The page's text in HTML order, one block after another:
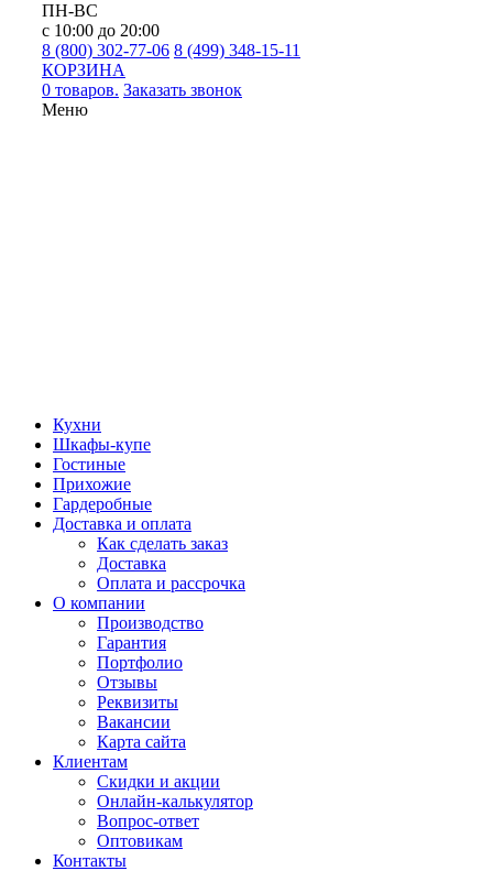
ПН-ВС
с 10:00 до 20:00
8 (800) 302-77-06 8 (499) 348-15-11
КОРЗИНА
0 товаров. Заказать звонок
Меню
Кухни
Шкафы-купе
Гостиные
Прихожие
Гардеробные
Доставка и оплата
Как сделать заказ
Доставка
Оплата и рассрочка
О компании
Производство
Гарантия
Портфолио
Отзывы
Реквизиты
Вакансии
Карта сайта
Клиентам
Скидки и акции
Онлайн-калькулятор
Вопрос-ответ
Оптовикам
Контакты